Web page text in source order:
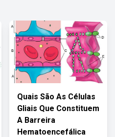
Quais São As Células
Gliais Que Constituem
A Barreira
Hematoencefálica